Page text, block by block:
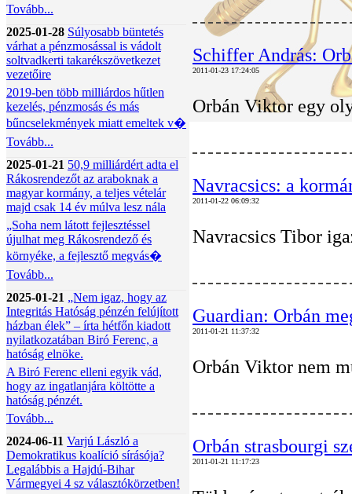
Tovább...
2025-01-28 Súlyosabb büntetés
várhat a pénzmosással is vádolt
soltvadkerti takarékszövetkezet
vezetőire
2019-ben több milliárdos hűtlen
kezelés, pénzmosás és más
bűncselekmények miatt emeltek v�
Tovább...
2025-01-21 50,9 milliárdért adta el
Rákosrendezőt az araboknak a
magyar kormány, a teljes vételár
majd csak 14 év múlva lesz nála
„Soha nem látott fejlesztéssel
újulhat meg Rákosrendező és
környéke, a fejlesztő megvás�
Tovább...
2025-01-21 „Nem igaz, hogy az
Integritás Hatóság pénzén felújított
házban élek” – írta hétfőn kiadott
nyilatkozatában Biró Ferenc, a
hatóság elnöke.
A Biró Ferenc elleni egyik vád,
hogy az ingatlanjára költötte a
hatóság pénzét.
Tovább...
2024-06-11 Varjú László a
Demokratikus koalíció sírásója?
Legalábbis a Hajdú-Bihar
Vármegyei 4 sz választókörzetben!
Schiffer András:
2011-01-23 17:24:05
Orbán Viktor egy
Navracsics: a
2011-01-22 06:09:32
Navracsics Tibor
Guardian: Orbán
2011-01-21 11:37:32
Orbán Viktor nem
Orbán strasbourgi
2011-01-21 11:17:23